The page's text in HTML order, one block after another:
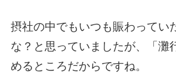
摂社の中でもいつも賑わってい
な？と思っていましたが、「灘
めるところだからですね。